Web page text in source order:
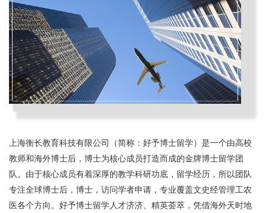
上海衡长教育科技有限公司（简称：好予博士留学）是一个由高校
教师和海外博士后，博士为核心成员打造而成的金牌博士留学团
队。由于核心成员有着深厚的教学科研功底，留学经历，所以团队
专注全球博士后，博士，访问学者申请，专业覆盖文史经管理工农
医各个方向。好予博士留学人才济济、精英荟萃，凭借海外天时地